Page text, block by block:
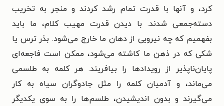
کرد، و آنها با قدرت تمام رشد کردند و منجر به تخریب
دسته‌جمعی شدند. با دیدن قدرت مهیب کلام، ما باید
بفهمیم که چه نیرویی از دهان ما خارج می‌شود. بذر ترس یا
شکی که در ذهن ما کاشته می‌شود، ممکن است فاجعه‌ای
پایان‌ناپذیر از رویدادها را بیافریند. هر کلمه به طلسمی
می‌ماند، و آدمیان کلمه را مثل جادوگران سیاه به کار
می‌گیرند و بدون اندیشیدن، طلسم‌ها را به سوی یکدیگر